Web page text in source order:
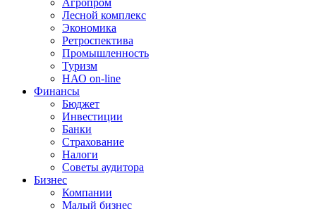
Агропром
Лесной комплекс
Экономика
Ретроспектива
Промышленность
Туризм
НАО on-line
Финансы
Бюджет
Инвестиции
Банки
Страхование
Налоги
Советы аудитора
Бизнес
Компании
Малый бизнес